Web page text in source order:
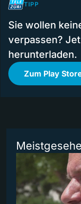
TIPP
Sie wollen
verpassen?
herunterladen.
Zum Play